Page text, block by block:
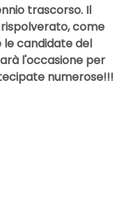
trascorso. Il
come
le candidate del
l'occasione per
numerose!!!